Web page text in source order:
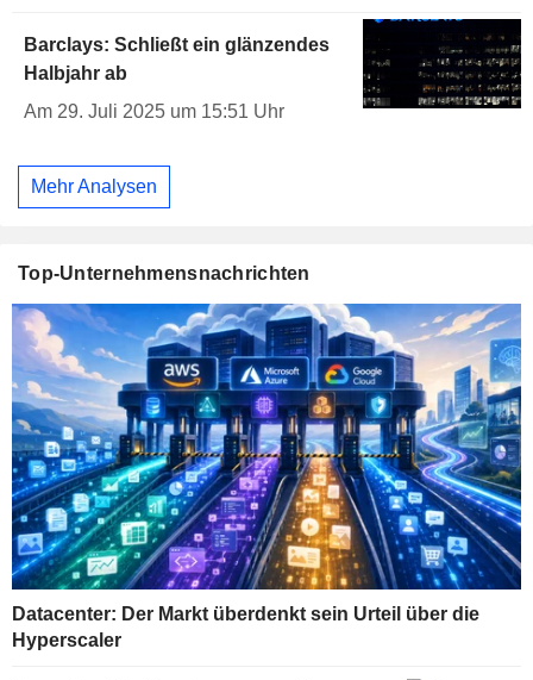
Barclays: Schließt ein glänzendes
Halbjahr ab
Am 29. Juli 2025 um 15:51 Uhr
Mehr Analysen
Top-Unternehmensnachrichten
Datacenter: Der Markt überdenkt sein Urteil über die
Hyperscaler